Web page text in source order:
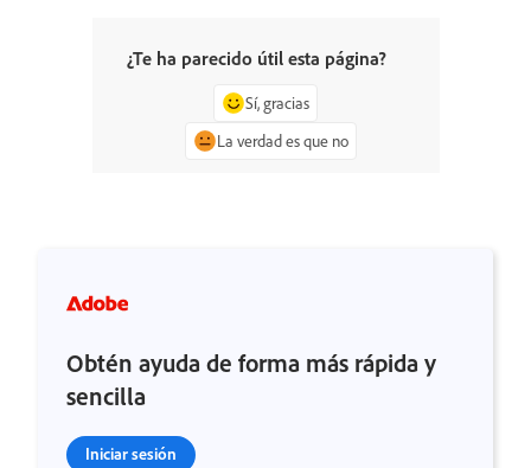
¿Te ha parecido útil esta página?
Sí, gracias
La verdad es que no
Obtén ayuda de forma más rápida y
sencilla
Iniciar sesión